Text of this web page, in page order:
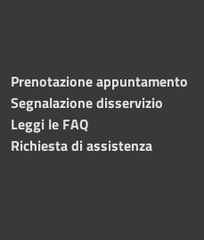
Prenotazione appuntamento
Segnalazione disservizio
Leggi le FAQ
Richiesta di assistenza